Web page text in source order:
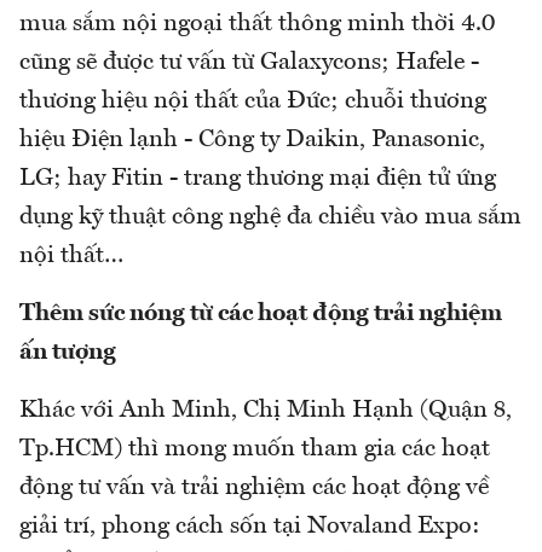
mua sắm nội ngoại thất thông minh thời 4.0
cũng sẽ được tư vấn từ Galaxycons; Hafele -
thương hiệu nội thất của Đức; chuỗi thương
hiệu Điện lạnh - Công ty Daikin, Panasonic,
LG; hay Fitin - trang thương mại điện tử ứng
dụng kỹ thuật công nghệ đa chiều vào mua sắm
nội thất…
Thêm sức nóng từ các hoạt động trải nghiệm
ấn tượng
Khác với Anh Minh, Chị Minh Hạnh (Quận 8,
Tp.HCM) thì mong muốn tham gia các hoạt
động tư vấn và trải nghiệm các hoạt động về
giải trí, phong cách sốn tại Novaland Expo: